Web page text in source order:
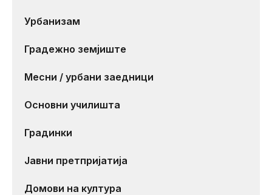
Урбанизам
Градежно земјиште
Месни / урбани заедници
Основни училишта
Градинки
Јавни претпријатија
Домови на култура